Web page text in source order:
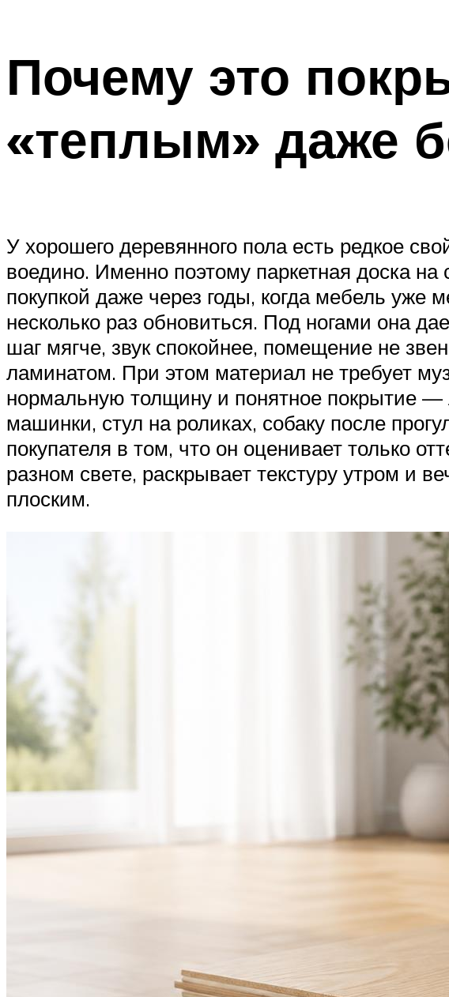
Почему это
«теплым» даже
У хорошего деревянного пола есть редкое
воедино. Именно поэтому паркетная доска на
покупкой даже через годы, когда мебель
несколько раз обновиться. Под ногами она
шаг мягче, звук спокойнее, помещение не
ламинатом. При этом материал не требует
нормальную толщину и понятное покрытие
машинки, стул на роликах, собаку после
покупателя в том, что он оценивает только
разном свете, раскрывает текстуру утром и
плоским.